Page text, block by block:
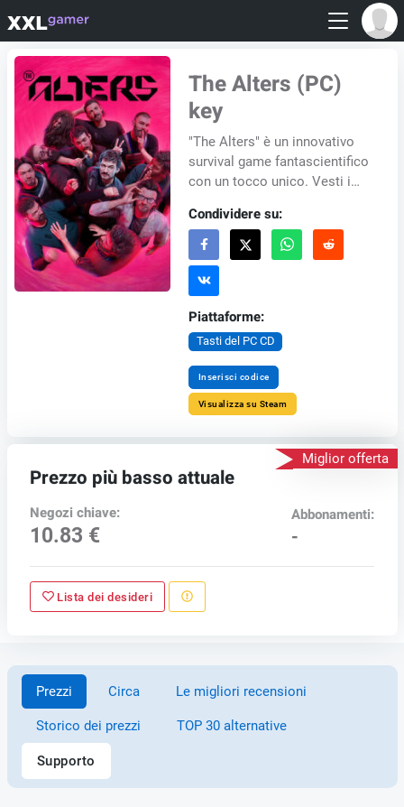
The Alters (PC)
key
"The Alters" è un innovativo
survival game fantascientifico
con un tocco unico. Vesti i
sopravvissuto a una spedi...
Condividere su:
Piattaforme:
Tasti del PC CD
Inserisci codice
Visualizza su Steam
Miglior offerta
Prezzo più basso attuale
Negozi chiave:
10.83 €
Abbonamenti:
-
Lista dei desideri
Prezzi Circa Le migliori recensioni
Storico dei prezzi TOP 30 alternative
Supporto